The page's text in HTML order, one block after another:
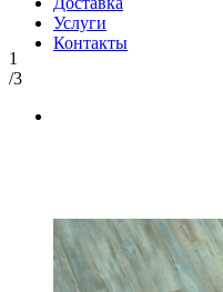
Услуги
Контакты
1
/3